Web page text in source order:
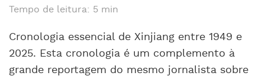
Tempo de leitura: 5 min
Cronologia essencial de Xinjiang entre 1949 e
2025. Esta cronologia é um complemento à
grande reportagem do mesmo jornalista sobre